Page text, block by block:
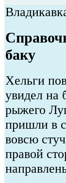
баку
Хельги
увидел на
рыжего
пришли в
вовсю
правой